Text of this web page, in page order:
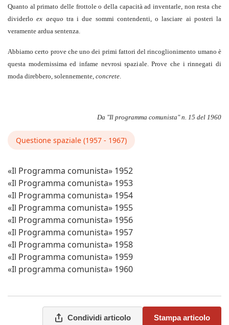
Quanto al primato delle frottole o della capacità ad inventarle, non resta che
dividerlo ex aequo tra i due sommi contendenti, o lasciare ai posteri la
veramente ardua sentenza.
Abbiamo certo prove che uno dei primi fattori del rincoglionimento umano è
questa modernissima ed infame nevrosi spaziale. Prove che i rinnegati di
moda direbbero, solennemente, concrete.
Da "Il programma comunista" n. 15 del 1960
Questione spaziale (1957 - 1967)
«Il Programma comunista» 1952
«Il Programma comunista» 1953
«Il Programma comunista» 1954
«Il Programma comunista» 1955
«Il Programma comunista» 1956
«Il Programma comunista» 1957
«Il Programma comunista» 1958
«Il Programma comunista» 1959
«Il programma comunista» 1960
Condividi articolo Stampa articolo